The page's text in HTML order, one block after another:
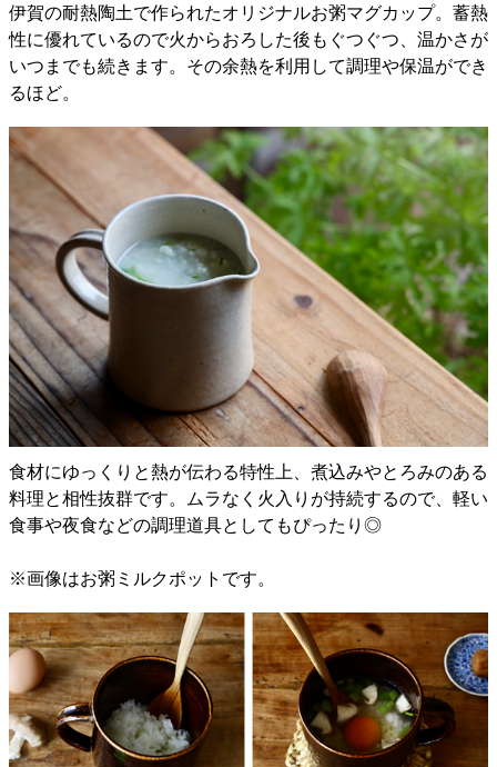
伊賀の耐熱陶土で作られたオリジナルお粥マグカップ。蓄熱
性に優れているので火からおろした後もぐつぐつ、温かさが
いつまでも続きます。その余熱を利用して調理や保温ができ
るほど。
食材にゆっくりと熱が伝わる特性上、煮込みやとろみのある
料理と相性抜群です。ムラなく火入りが持続するので、軽い
食事や夜食などの調理道具としてもぴったり◎
※画像はお粥ミルクポットです。